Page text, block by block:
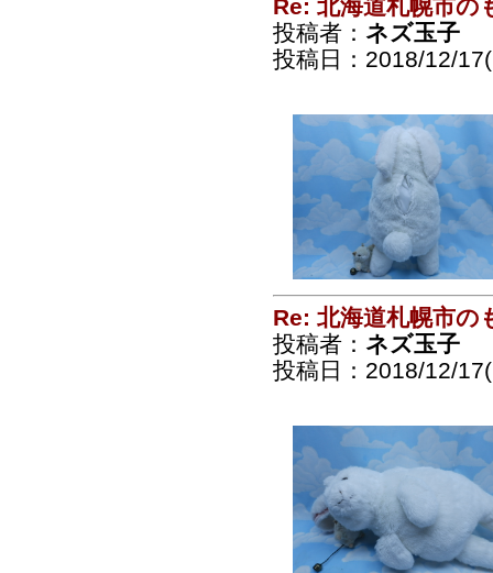
Re: 北海道札幌市の
投稿者： ネズ玉子
投稿日：2018/12/
Re: 北海道札幌市の
投稿者： ネズ玉子
投稿日：2018/12/